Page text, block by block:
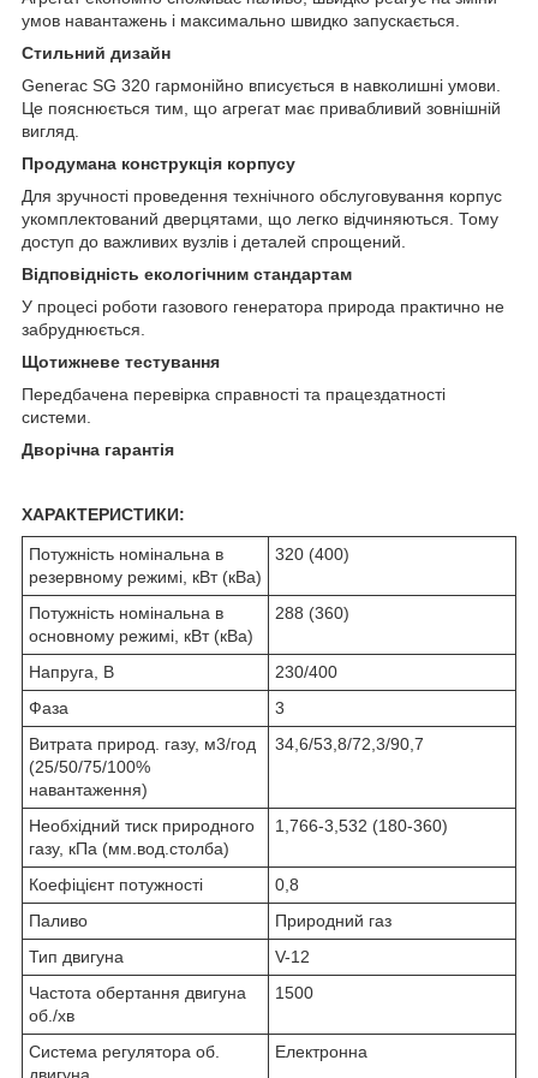
умов навантажень і максимально швидко запускається.
Стильний дизайн
Generac SG 320 гармонійно вписується в навколишні умови.
Це пояснюється тим, що агрегат має привабливий зовнішній
вигляд.
Продумана конструкція корпусу
Для зручності проведення технічного обслуговування корпус
укомплектований дверцятами, що легко відчиняються. Тому
доступ до важливих вузлів і деталей спрощений.
Відповідність екологічним стандартам
У процесі роботи газового генератора природа практично не
забруднюється.
Щотижневе тестування
Передбачена перевірка справності та працездатності
системи.
Дворічна гарантія
ХАРАКТЕРИСТИКИ:
Потужність номінальна в
резервному режимі, кВт (кВа)
320 (400)
Потужність номінальна в
основному режимі, кВт (кВа)
288 (360)
Напруга, В
230/400
Фаза
3
Витрата природ. газу, м3/год
(25/50/75/100%
навантаження)
34,6/53,8/72,3/90,7
Необхідний тиск природного
газу, кПа (мм.вод.столба)
1,766-3,532 (180-360)
Коефіцієнт потужності
0,8
Паливо
Природний газ
Тип двигуна
V-12
Частота обертання двигуна
об./хв
1500
Система регулятора об.
Електронна